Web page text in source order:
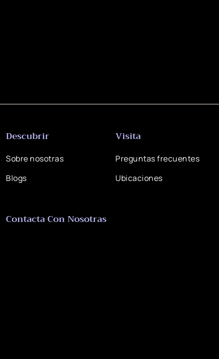
Descubrir
Sobre nosotras
Blogs
Visita
Preguntas frecuentes
Ubicaciones
Contacta Con Nosotras